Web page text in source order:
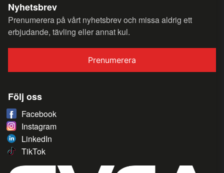
Nyhetsbrev
Prenumerera på vårt nyhetsbrev och missa aldrig ett
erbjudande, tävling eller annat kul.
Prenumerera
Följ oss
Facebook
Instagram
LinkedIn
TikTok